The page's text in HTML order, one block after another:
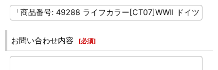
お問い合わせ内容 [必須]